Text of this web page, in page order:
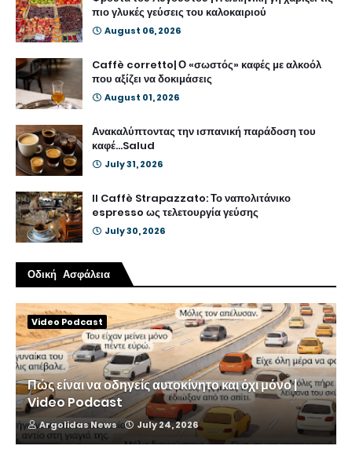
πιο γλυκές γεύσεις του καλοκαιριού
August 06, 2026
Caffè corretto| Ο «σωστός» καφές με αλκοόλ
που αξίζει να δοκιμάσεις
August 01, 2026
Ανακαλύπτοντας την ισπανική παράδοση του
καφέ...Salud
July 31, 2026
Il Caffè Strapazzato: Το ναπολιτάνικο
espresso ως τελετουργία γεύσης
July 30, 2026
Οδική Ασφάλεια
Video Podcast
Πώς είναι να οδηγείς αυτοκίνητο και όχι μόνο |
Video Podcast
Argolidas News July 24, 2026